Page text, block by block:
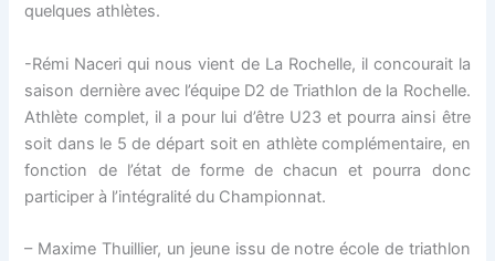
quelques athlètes.
-Rémi Naceri qui nous vient de La Rochelle, il concourait la
saison dernière avec l’équipe D2 de Triathlon de la Rochelle.
Athlète complet, il a pour lui d’être U23 et pourra ainsi être
soit dans le 5 de départ soit en athlète complémentaire, en
fonction de l’état de forme de chacun et pourra donc
participer à l’intégralité du Championnat.
– Maxime Thuillier, un jeune issu de notre école de triathlon